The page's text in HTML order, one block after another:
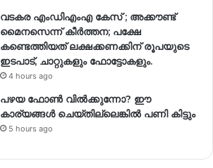
വടകര എംഡിഎംഎ കേസ് ; അക്കൗണ്ട്
മൈനസെന്ന് കീർത്തന; പക്ഷേ
കണ്ടെത്തിയത് ലക്ഷക്കണക്കിന് രൂപയുടെ
ഇടപാട്, ചാറ്റുകളും ഫോട്ടോകളും.
4 hours ago
പഴയ ഫോൺ വിൽക്കുന്നോ? ഈ
കാര്യങ്ങൾ ചെയ്തില്ലെങ്കിൽ പണി കിട്ടും
5 hours ago